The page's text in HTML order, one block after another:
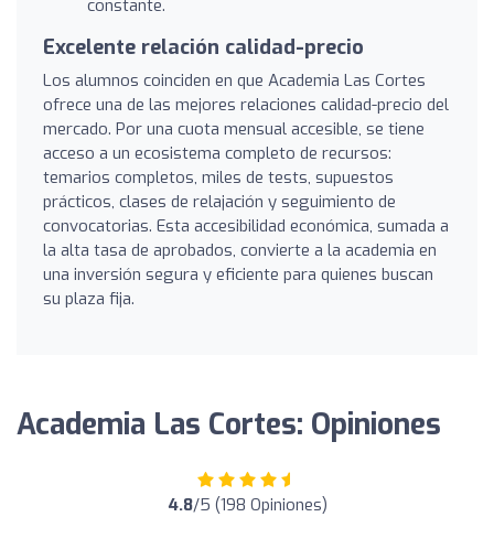
constante.
Excelente relación calidad-precio
Los alumnos coinciden en que Academia Las Cortes
ofrece una de las mejores relaciones calidad-precio del
mercado. Por una cuota mensual accesible, se tiene
acceso a un ecosistema completo de recursos:
temarios completos, miles de tests, supuestos
prácticos, clases de relajación y seguimiento de
convocatorias. Esta accesibilidad económica, sumada a
la alta tasa de aprobados, convierte a la academia en
una inversión segura y eficiente para quienes buscan
su plaza fija.
Academia Las Cortes: Opiniones
4.8/5 (198 Opiniones)